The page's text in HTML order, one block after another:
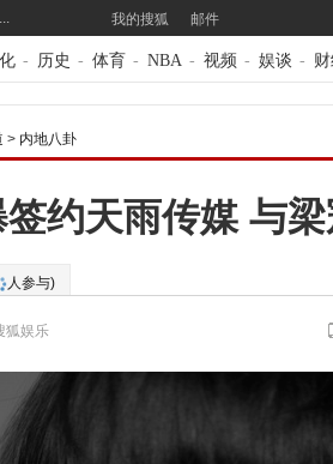
我的搜狐 邮件
- 历史 - 体育 - NBA - 视频 - 娱谈 -
> 内地八卦
约天雨传媒 与
人参与)
狐娱乐